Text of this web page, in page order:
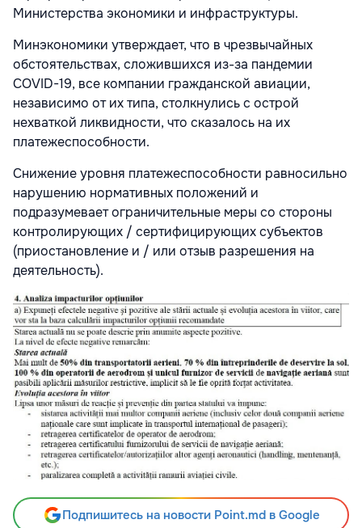
Министерства экономики и инфраструктуры.
Минэкономики утверждает, что в чрезвычайных
обстоятельствах, сложившихся из-за пандемии
COVID-19, все компании гражданской авиации,
независимо от их типа, столкнулись с острой
нехваткой ликвидности, что сказалось на их
платежеспособности.
Снижение уровня платежеспособности равносильно
нарушению нормативных положений и
подразумевает ограничительные меры со стороны
контролирующих / сертифицирующих субъектов
(приостановление и / или отзыв разрешения на
деятельность).
Подпишитесь на новости Point.md в Google